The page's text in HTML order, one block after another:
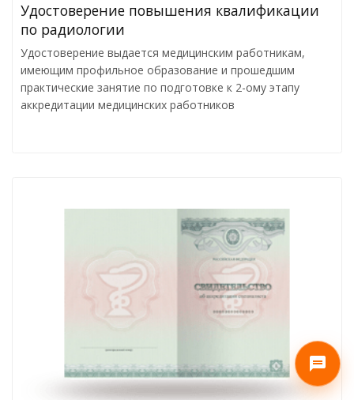
Удостоверение повышения квалификации
по радиологии
Удостоверение выдается медицинским работникам,
имеющим профильное образование и прошедшим
практические занятие по подготовке к 2-ому этапу
аккредитации медицинских работников